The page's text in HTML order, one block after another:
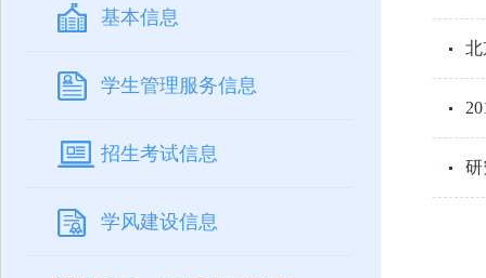
基本信息
学生管理服务信息
招生考试信息
学风建设信息
北
研